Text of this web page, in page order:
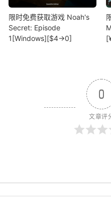
限时免费获取游戏 Noah's
Secret: Episode
1[Windows][$4→0]
0
文章评